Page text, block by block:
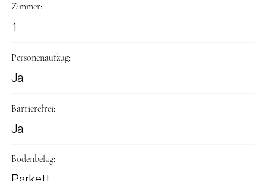
Zimmer:
1
Personenaufzug:
Ja
Barrierefrei:
Ja
Bodenbelag: